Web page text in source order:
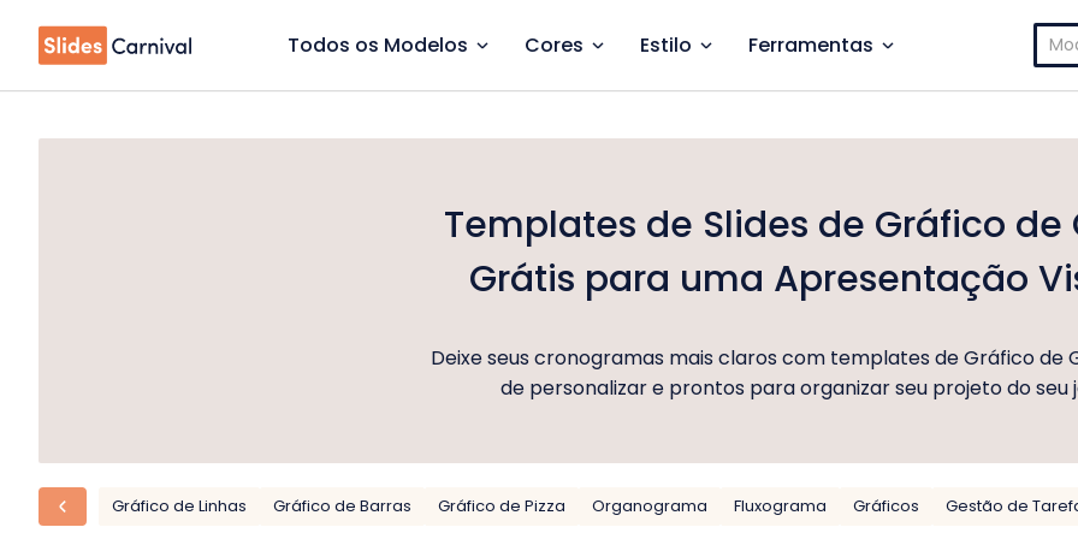
Todos os Modelos Cores Estilo Ferramentas
por:
Templates de Slides de Gráfico de
Grátis para uma Apresentação
Deixe seus cronogramas mais claros com templates de Gráfico de
de personalizar e prontos para organizar seu projeto do seu
Gráfico de Linhas Gráfico de Barras Gráfico de Pizza Organograma Fluxograma Gráficos Gestão de